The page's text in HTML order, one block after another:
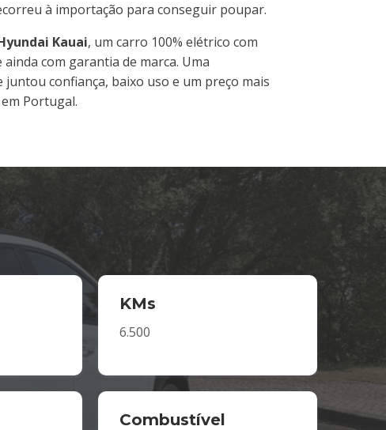
à importação para conseguir poupar.
Kauai, um carro 100% elétrico com
ainda com garantia de marca. Uma
confiança, baixo uso e um preço mais
Portugal.
KMs
6.500
Combustível